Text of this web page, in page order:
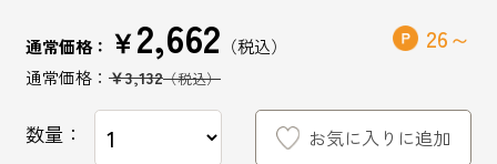
外部サービスアカウント連携利用規約
医薬品の販売に関する表示
特定商取引法に基づく表記
通常価格： ￥2,662
￥3,132
26
数量： お気に入りに追加